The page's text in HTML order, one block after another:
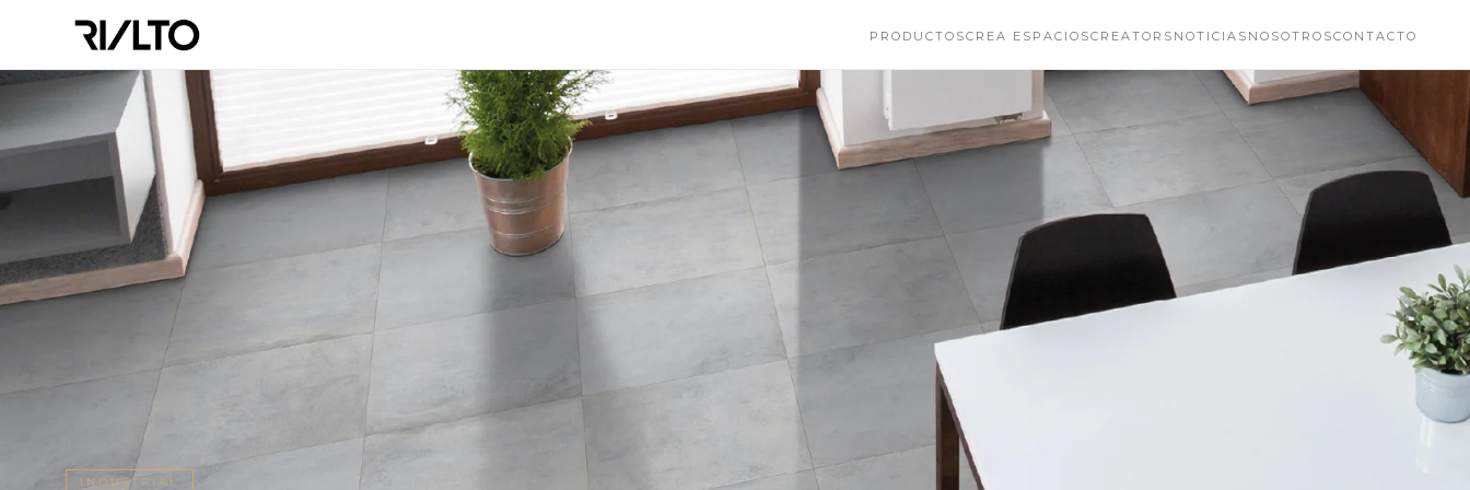
PRODUCTOSCREA ESPACIOSCREATORS NOTICIAS NOSOTROSCONTACTO
INDUSTRIAL